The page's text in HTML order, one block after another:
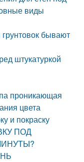
виды
бывают
штукатуркой
проникающая
цвета
и покраску
ПОД